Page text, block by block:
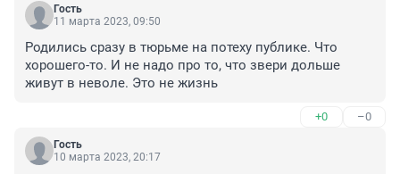
Гость
11 марта 2023, 09:50
Родились сразу в тюрьме на потеху публике. Что
хорошего-то. И не надо про то, что звери дольше
живут в неволе. Это не жизнь
+0 –0
Гость
10 марта 2023, 20:17